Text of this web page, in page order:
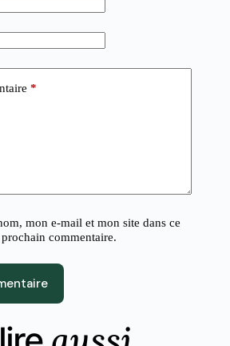
*
mon e-mail et mon site dans ce
commentaire.